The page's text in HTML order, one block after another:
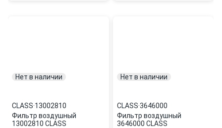
Нет в наличии
CLASS·13002810
Фильтр воздушный
13002810 CLASS
Нет в наличии
CLASS·3646000
Фильтр воздушный
3646000 CLASS